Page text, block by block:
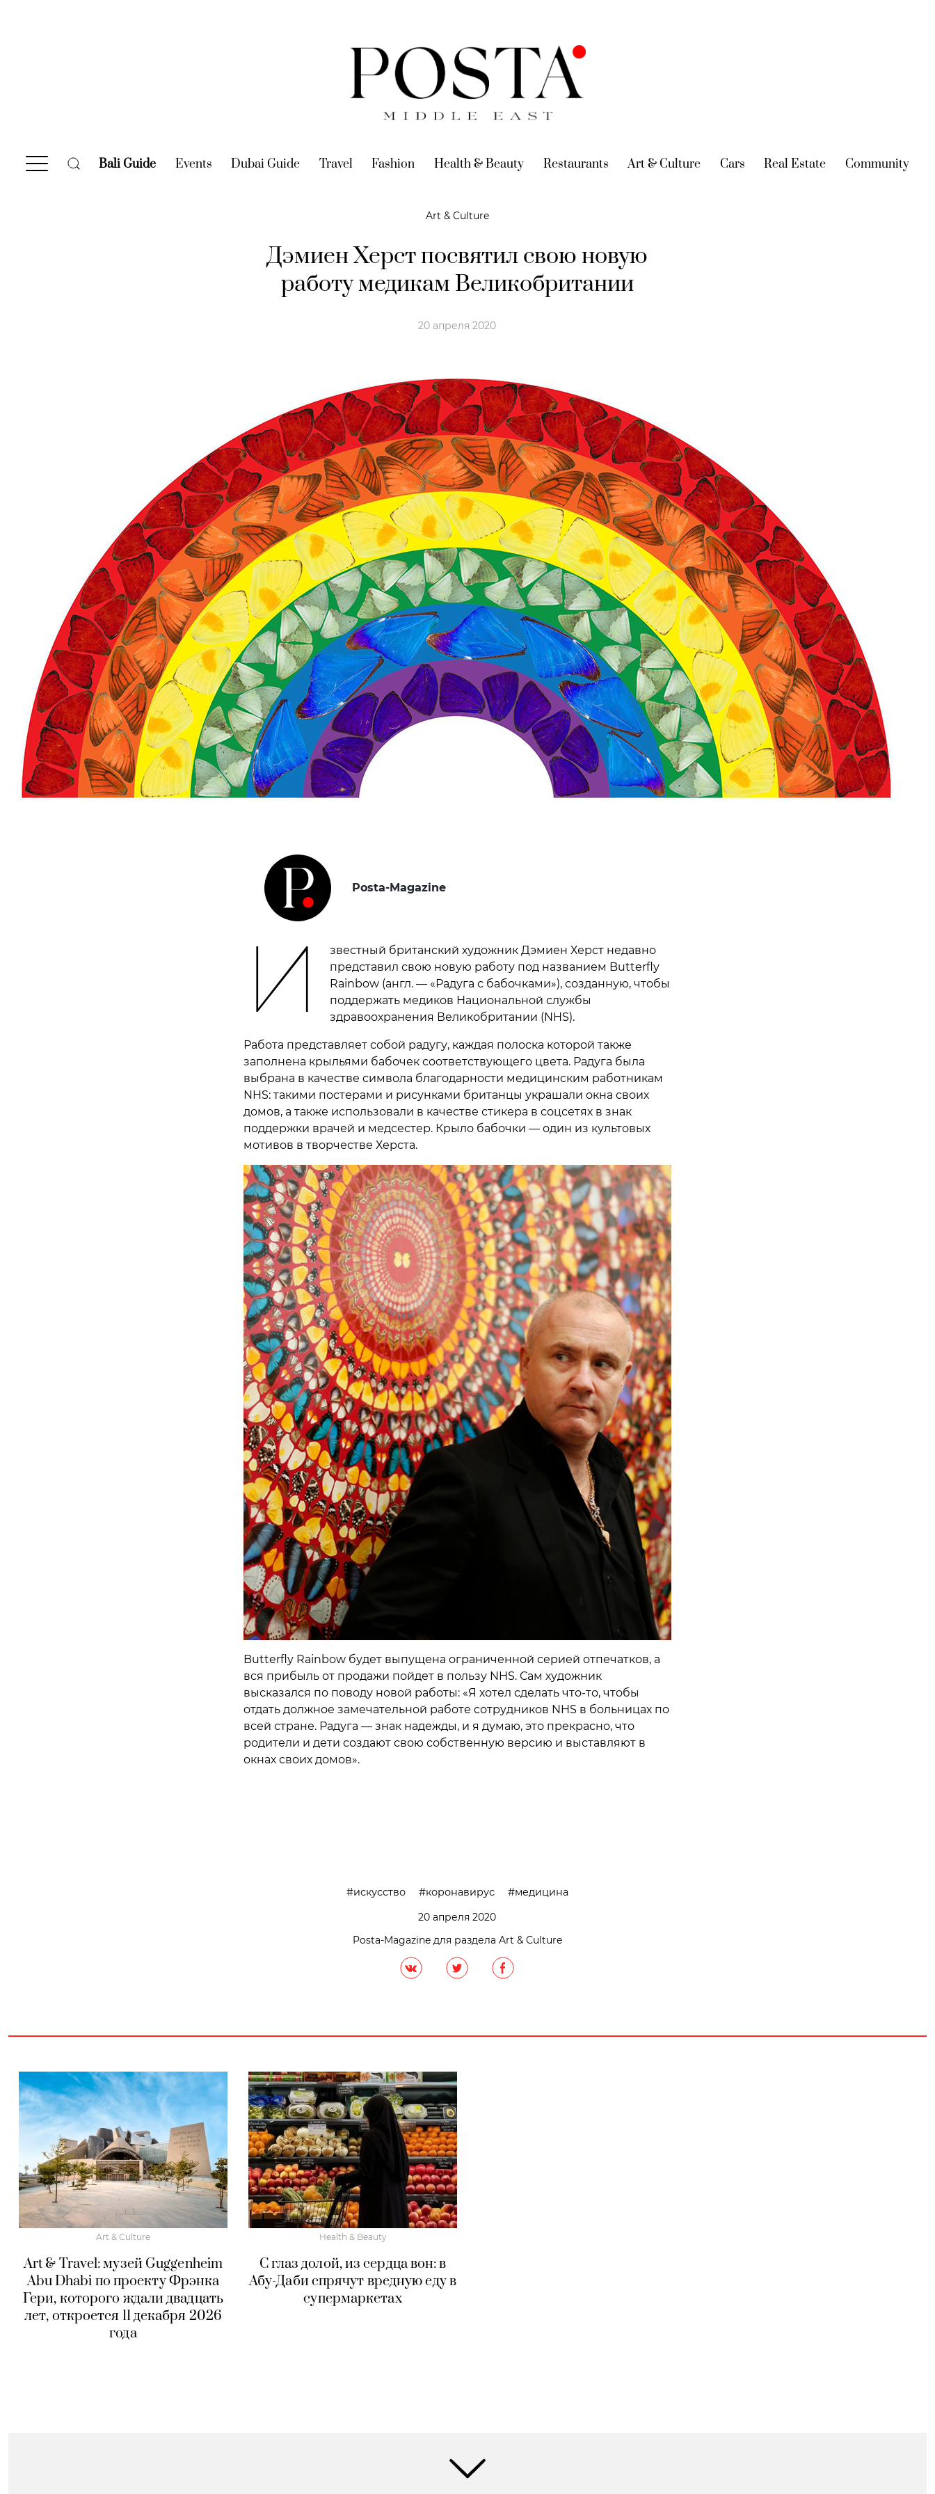
Bali Guide (current)
Events (current)
Dubai Guide (current)
Travel (current)
Fashion (current)
Health & Beauty (current)
Restaurants (current)
Art & Culture (current)
Cars (current)
Real Estate (current)
Community
Art & Culture
Дэмиен Херст посвятил свою новую
работу медикам Великобритании
20 апреля 2020
Posta-Magazine
И
звестный британский художник Дэмиен Херст недавно
представил свою новую работу под названием Butterfly
Rainbow (англ. — «Радуга с бабочками»), созданную, чтобы
поддержать медиков Национальной службы
здравоохранения Великобритании (NHS).
Работа представляет собой радугу, каждая полоска которой также
заполнена крыльями бабочек соответствующего цвета. Радуга была
выбрана в качестве символа благодарности медицинским работникам
NHS: такими постерами и рисунками британцы украшали окна своих
домов, а также использовали в качестве стикера в соцсетях в знак
поддержки врачей и медсестер. Крыло бабочки — один из культовых
мотивов в творчестве Херста.
Butterfly Rainbow будет выпущена ограниченной серией отпечатков, а
вся прибыль от продажи пойдет в пользу NHS. Сам художник
высказался по поводу новой работы: «Я хотел сделать что-то, чтобы
отдать должное замечательной работе сотрудников NHS в больницах по
всей стране. Радуга — знак надежды, и я думаю, это прекрасно, что
родители и дети создают свою собственную версию и выставляют в
окнах своих домов».
искусство коронавирус
медицина
20 апреля 2020
Posta-Magazine для раздела Art & Culture
Art & Culture
Art & Travel: музей Guggenheim
Abu Dhabi по проекту Фрэнка
Гери, которого ждали двадцать
лет, откроется 11 декабря 2026
года
Health & Beauty
С глаз долой, из сердца вон: в
Абу-Даби спрячут вредную еду в
супермаркетах